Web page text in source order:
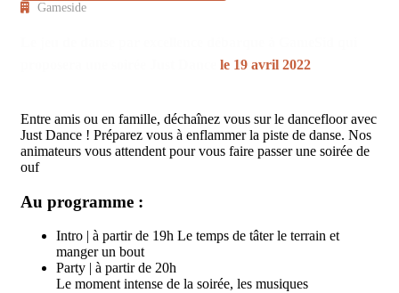
Gameside
le 19 avril 2022
Entre amis ou en famille, déchaînez vous sur le dancefloor avec
Just Dance ! Préparez vous à enflammer la piste de danse. Nos
animateurs vous attendent pour vous faire passer une soirée de
ouf
Au programme :
Intro | à partir de 19h Le temps de tâter le terrain et
manger un bout
Party | à partir de 20h
Le moment intense de la soirée, les musiques